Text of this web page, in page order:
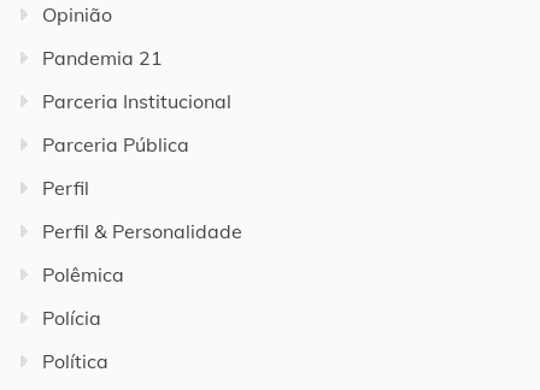
Opinião
Pandemia 21
Parceria Institucional
Parceria Pública
Perfil
Perfil & Personalidade
Polêmica
Polícia
Política